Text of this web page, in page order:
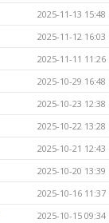
2025-11-13 15:48
2025-11-12 16:03
2025-11-11 11:26
2025-10-29 16:48
2025-10-23 12:38
2025-10-22 13:28
2025-10-21 12:43
2025-10-20 13:39
2025-10-16 11:37
2025-10-15 09:34